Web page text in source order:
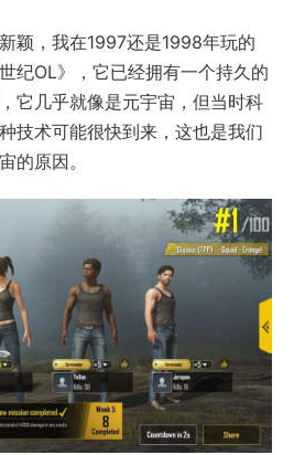
颖，我在1997还是1998年玩的
纪OL》，它已经拥有一个持久的
它几乎就像是元宇宙，但当时科
技术可能很快到来，这也是我们
的原因。